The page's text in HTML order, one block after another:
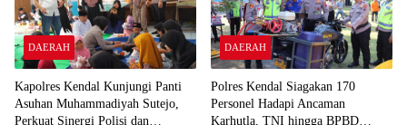
DAERAH
Kapolres Kendal Kunjungi Panti
Asuhan Muhammadiyah Sutejo,
Perkuat Sinergi Polisi dan
DAERAH
Polres Kendal Siagakan 170
Personel Hadapi Ancaman
Karhutla, TNI hingga BPBD